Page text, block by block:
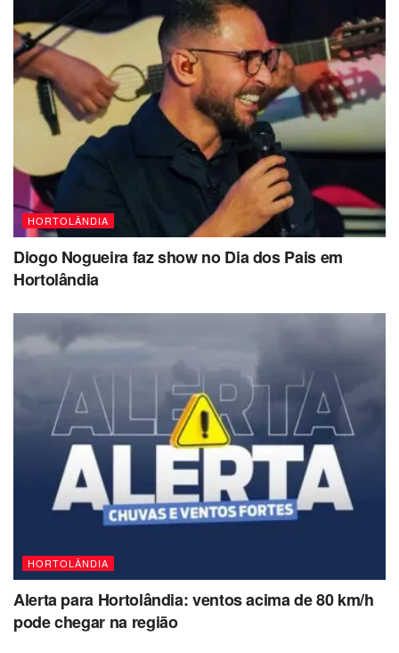
HORTOLÂNDIA
Diogo Nogueira faz show no Dia dos Pais em
Hortolândia
HORTOLÂNDIA
Alerta para Hortolândia: ventos acima de 80 km/h
pode chegar na região